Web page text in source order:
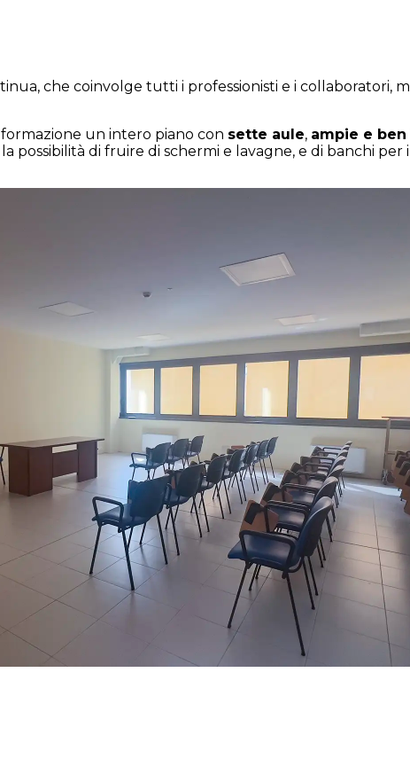
che coinvolge tutti i professionisti e i collaboratori,
un intero piano con sette aule, ampie e
possibilità di fruire di schermi e lavagne, e di banchi per